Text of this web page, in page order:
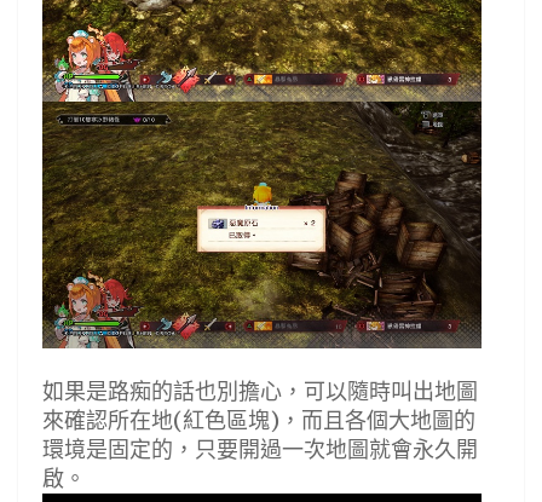
如果是路痴的話也別擔心，可以隨時叫出地圖
來確認所在地(紅色區塊)，而且各個大地圖的
環境是固定的，只要開過一次地圖就會永久開
啟。